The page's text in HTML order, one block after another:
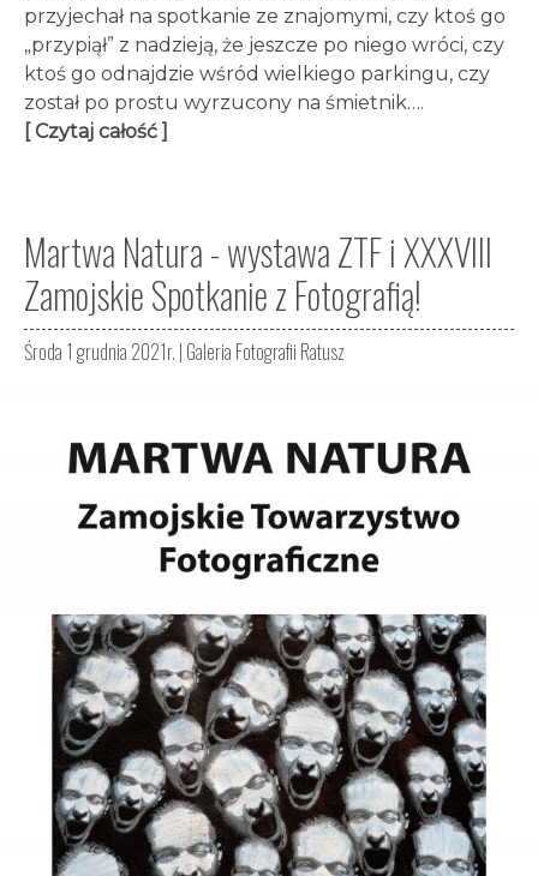
przyjechał na spotkanie ze znajomymi, czy ktoś go
„przypiął” z nadzieją, że jeszcze po niego wróci, czy
ktoś go odnajdzie wśród wielkiego parkingu, czy
został po prostu wyrzucony na śmietnik….
[ Czytaj całość ]
Martwa Natura - wystawa ZTF i XXXVIII
Zamojskie Spotkanie z Fotografią!
Środa 1 grudnia 2021r. | Galeria Fotografii Ratusz